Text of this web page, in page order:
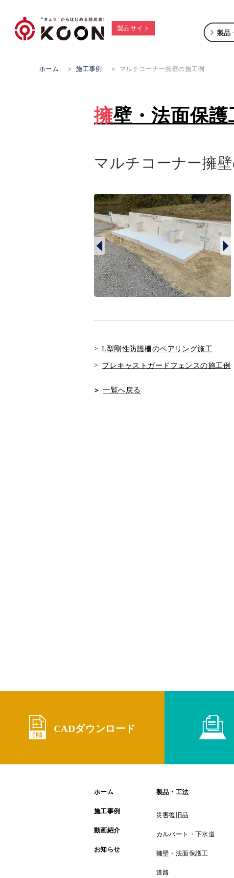
製品サイト 製品
ホーム > 施工事例 > マルチコーナー擁壁の施工例
擁壁・法面保
マルチコーナー擁
L型剛性防護柵のベアリング施工
プレキャストガードフェンスの施工例
一覧へ戻る
CADダウンロード
ホーム
施工事例
動画紹介
お知らせ
製品・工法
災害復旧品
カルバート・下水道
擁壁・法面保護工
道路